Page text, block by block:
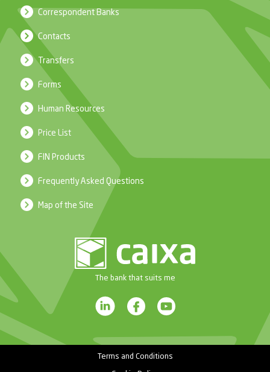
The bank that suits me
Correspondent Banks
Contacts
Transfers
Forms
Human Resources
Price List
FIN Products
Frequently Asked Questions
Map of the Site
Terms and Conditions